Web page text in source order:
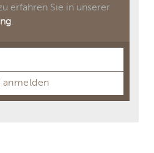
erfahren Sie in unserer
.
anmelden